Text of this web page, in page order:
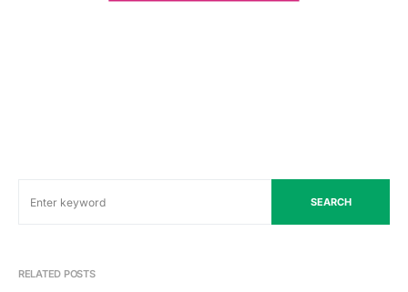
SEARCH
RELATED POSTS